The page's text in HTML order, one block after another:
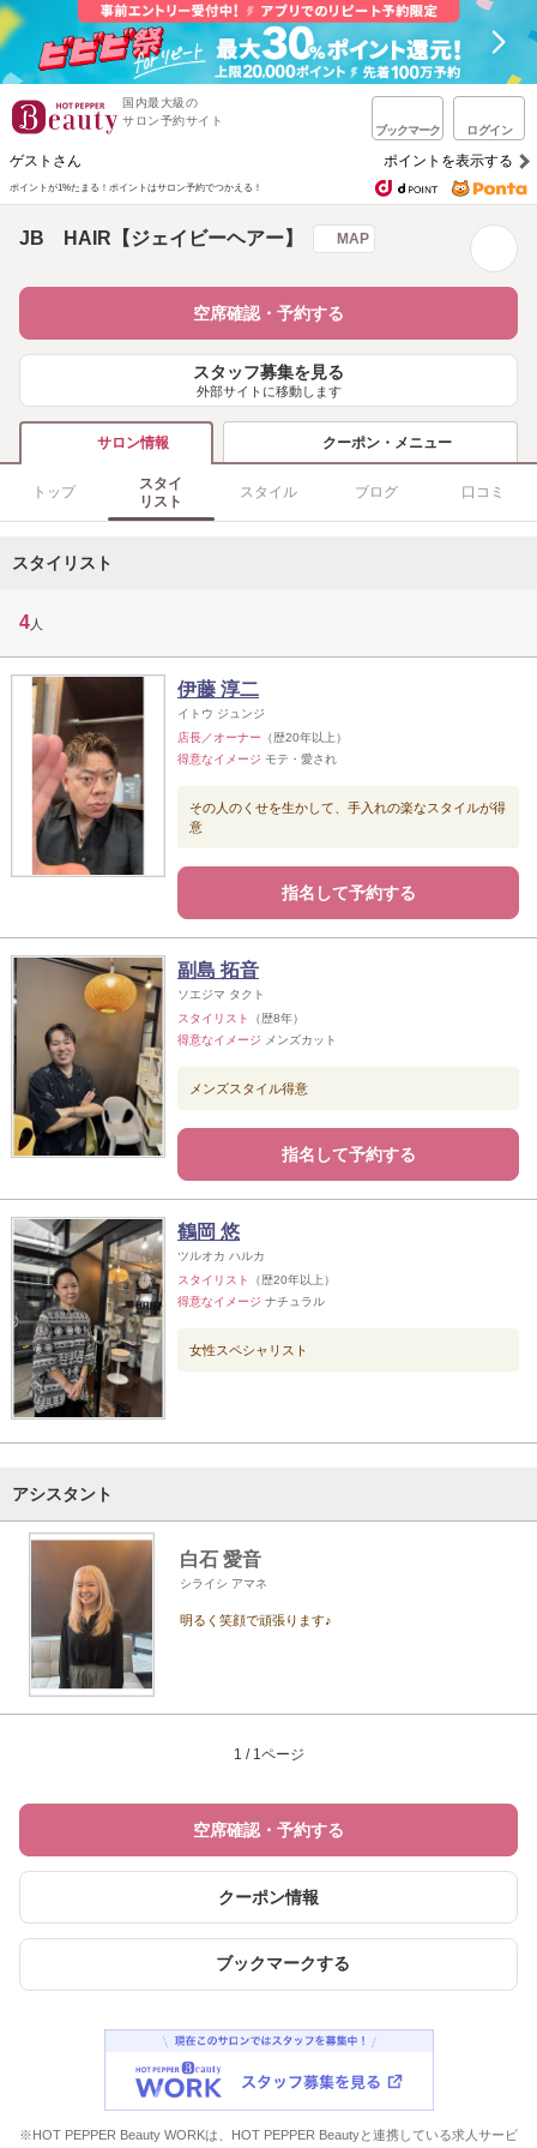
国内最大級の
サロン予約サイト
ブックマーク ログイン
ゲストさん ポイントを表示する
ポイントが1%たまる！ ポイントはサロン予約でつかえる！
JB HAIR【ジェイビーヘアー】 MAP
空席確認・予約する
スタッフ募集を見る
外部サイトに移動します
サロン情報 クーポン・メニュー
トップ
スタイ
リスト
スタイル ブログ 口コミ
スタイリスト
4 人
伊藤 淳二
イトウ ジュンジ
店長／オーナー （歴20年以上）
得意なイメージ モテ・愛され
その人のくせを生かして、手入れの楽なスタイルが得
意
指名して予約する
副島 拓音
ソエジマ タクト
スタイリスト
（歴8年）
得意なイメージ メンズカット
メンズスタイル得意
指名して予約する
鶴岡 悠
ツルオカ ハルカ
スタイリスト
（歴20年以上）
得意なイメージ ナチュラル
女性スペシャリスト
アシスタント
白石 愛音
シライシ アマネ
明るく笑顔で頑張ります♪
1 / 1ページ
空席確認・予約する
クーポン情報
ブックマークする
※HOT PEPPER Beauty WORKは、HOT PEPPER Beautyと連携している求人サービ